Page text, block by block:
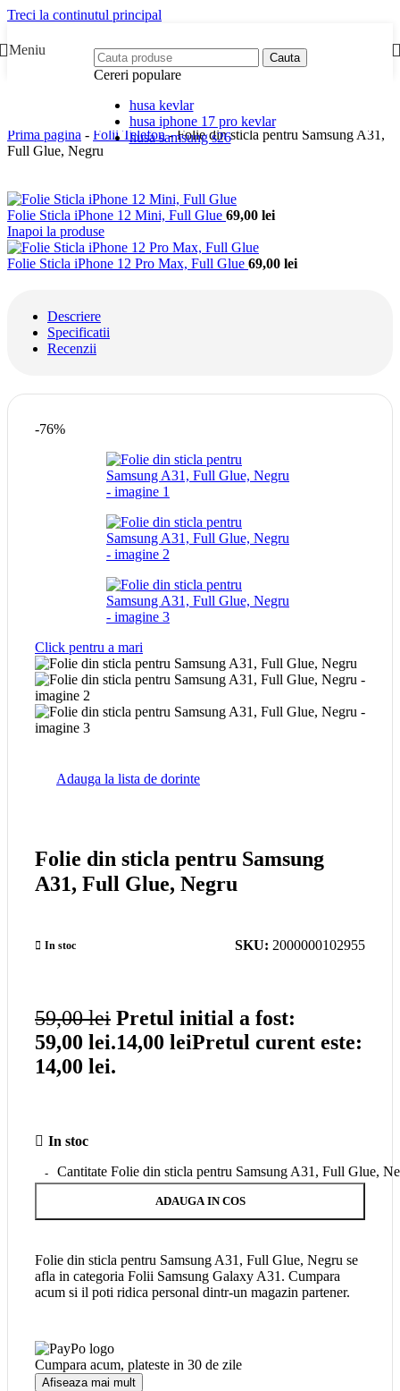
Treci la continutul principal
Meniu Cauta
Cereri populare
husa kevlar
husa iphone 17 pro kevlar
husa samsung s26
Prima pagina - Folii Telefon-Folie din sticla pentru Samsung A31,
Full Glue, Negru
Folie Sticla iPhone 12 Mini, Full Glue 69,00 lei
Inapoi la produse
Folie Sticla iPhone 12 Pro Max, Full Glue 69,00 lei
Descriere
Specificatii
Recenzii
-76%
Click pentru a mari
Adauga la lista de dorinte
Folie din sticla pentru Samsung
A31, Full Glue, Negru
In stoc SKU: 2000000102955
59,00lei Pretul initial a fost:
59,00 lei.14,00 leiPretul curent este:
14,00 lei.
In stoc
Cantitate Folie din sticla pentru Samsung A31, Full Glue,
ADAUGA IN COS
Folie din sticla pentru Samsung A31, Full Glue, Negru se
afla in categoria Folii Samsung Galaxy A31. Cumpara
acum si il poti ridica personal dintr-un magazin partener.
Cumpara acum, plateste in 30 de zile
Afiseaza mai mult